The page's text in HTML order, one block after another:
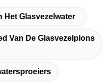
Het Glasvezelwater
Van De Glasvezelplons